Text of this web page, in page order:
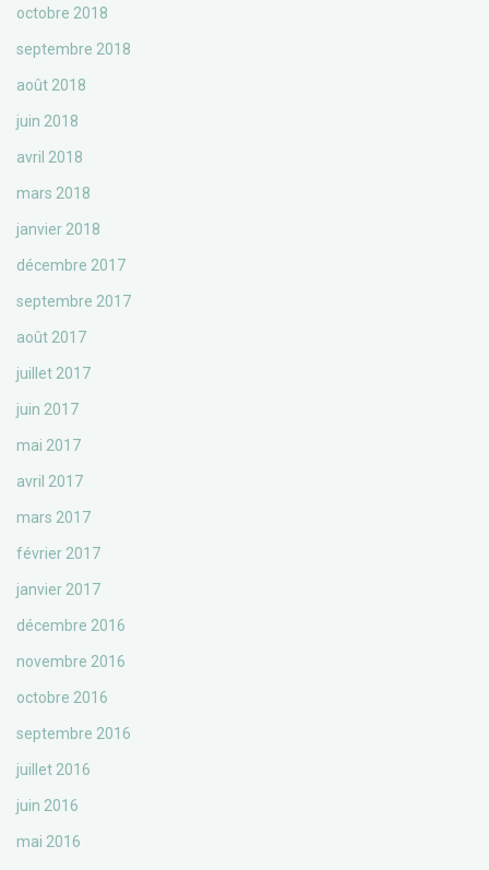
octobre 2018
septembre 2018
août 2018
juin 2018
avril 2018
mars 2018
janvier 2018
décembre 2017
septembre 2017
août 2017
juillet 2017
juin 2017
mai 2017
avril 2017
mars 2017
février 2017
janvier 2017
décembre 2016
novembre 2016
octobre 2016
septembre 2016
juillet 2016
juin 2016
mai 2016